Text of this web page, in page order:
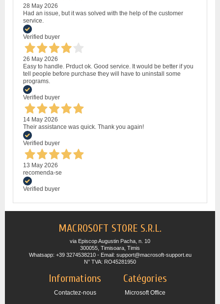
28 May 2026
Had an issue, but it was solved with the help of the customer
service.
Verified buyer
26 May 2026
Easy to handle. Prduct ok. Good service. It would be better if you
tell people before purchase they will have to uninstall some
programs.
Verified buyer
14 May 2026
Their assistance was quick. Thank you again!
Verified buyer
13 May 2026
recomenda-se
Verified buyer
MACROSOFT STORE S.R.L.
via Episcop Augustin Pacha, n. 10
300055, Timisoara, Timis
Whatsapp: +39 3274538210 - Email: support@macrosoft-support.eu
N° TVA: RO45281950
Informations
Contactez-nous
Catégories
Microsoft Office